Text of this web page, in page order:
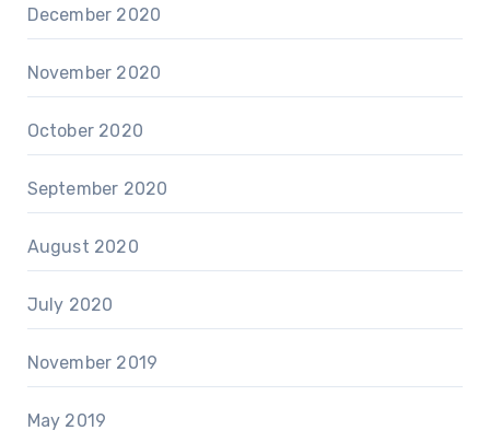
December 2020
November 2020
October 2020
September 2020
August 2020
July 2020
November 2019
May 2019